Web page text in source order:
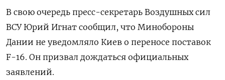
В свою очередь пресс-секретарь Воздушных сил
ВСУ Юрий Игнат сообщил, что Минобороны
Дании не уведомляло Киев о переносе поставок
F-16. Он призвал дождаться официальных
заявлений.